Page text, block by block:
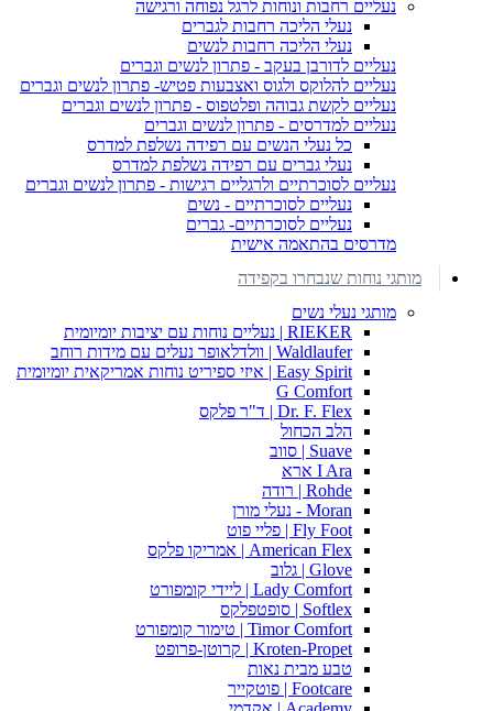
נעליים רחבות ונוחות לרגל נפוחה ורגישה
נעלי הליכה רחבות לגברים
נעלי הליכה רחבות לנשים
נעליים לדורבן בעקב - פתרון לנשים וגברים
נעליים להלוקס ולגוס ואצבעות פטיש- פתרון לנשים וגברים
נעליים לקשת גבוהה ופלטפוס - פתרון לנשים וגברים
נעליים למדרסים - פתרון לנשים וגברים
כל נעלי הנשים עם רפידה נשלפת למדרס
נעלי גברים עם רפידה נשלפת למדרס
נעליים לסוכרתיים ולרגליים רגישות - פתרון לנשים וגברים
נעליים לסוכרתיים - נשים
נעליים לסוכרתיים- גברים
מדרסים בהתאמה אישית
מותגי נוחות שנבחרו בקפידה
מותגי נעלי נשים
RIEKER | נעליים נוחות עם יציבות יומיומית
Waldlaufer | וולדלאופר נעלים עם מידות רוחב
Easy Spirit | איזי ספיריט נוחות אמריקאית יומיומית
G Comfort
Dr. F. Flex | ד"ר פלקס
הלב הכחול
Suave | סווב
I Ara ארא
Rohde | רודה
Moran - נעלי מורן
Fly Foot | פליי פוט
American Flex | אמריקו פלקס
Glove | גלוב
Lady Comfort | ליידי קומפורט
Softlex | סופטפלקס
Timor Comfort | טימור קומפורט
Kroten-Propet | קרוטן-פרופט
טבע מבית נאות
Footcare | פוטקייר